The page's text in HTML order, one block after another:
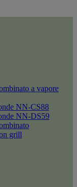
a vapore
NN-CS88
NN-DS59
grill